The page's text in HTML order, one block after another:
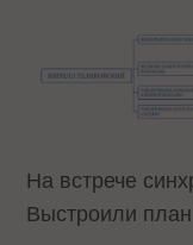
На встрече
Выстроили